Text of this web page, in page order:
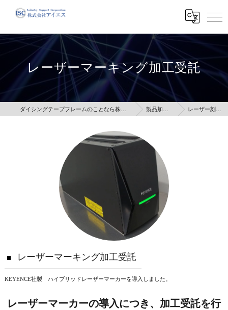
レーザーマーキング加工受託
ダイシングテープフレームのことなら株式会社アイエス 製品加工受託 レーザー刻印受託
レーザーマーキング加工受託
KEYENCE社製 ハイブリッドレーザーマーカーを導入しました。
レーザーマーカーの導入につき、加工受託を行